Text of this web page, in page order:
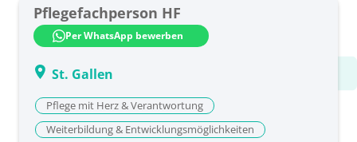
Pflegefachperson HF
Per WhatsApp bewerben
St. Gallen
Pflege mit Herz & Verantwortung
Weiterbildung & Entwicklungsmöglichkeiten